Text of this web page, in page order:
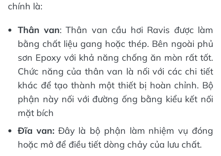
chính là:
Thân van: Thân van cầu hơi Ravis được làm
bằng chất liệu gang hoặc thép. Bên ngoài phủ
sơn Epoxy với khả năng chống ăn mòn rất tốt.
Chức năng của thân van là nối với các chi tiết
khác để tạo thành một thiết bị hoàn chỉnh. Bộ
phận này nối với đường ống bằng kiểu kết nối
mặt bích
Đĩa van:Đây là bộ phận làm nhiệm vụ đóng
hoặc mở để điều tiết dòng chảy của lưu chất.